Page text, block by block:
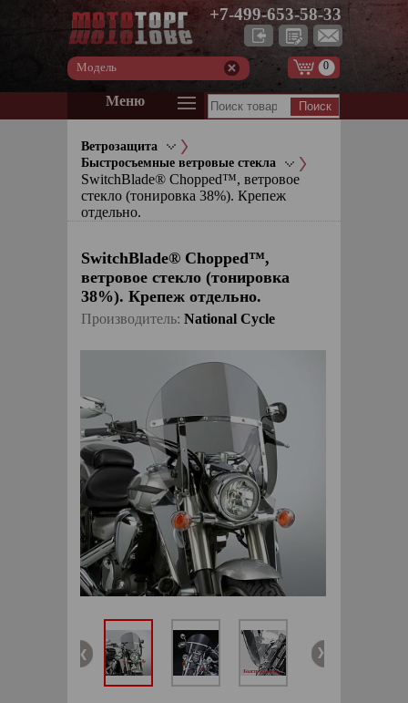
+7-499-653-58-33
Модель 0
Меню
Ветрозащита
Быстросъемные ветровые стекла
SwitchBlade® Chopped™, ветровое
стекло (тонировка 38%). Крепеж
отдельно.
SwitchBlade® Chopped™,
ветровое стекло (тонировка
38%). Крепеж отдельно.
Производитель: National Cycle